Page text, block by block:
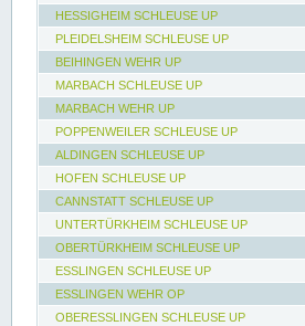
HESSIGHEIM SCHLEUSE UP
PLEIDELSHEIM SCHLEUSE UP
BEIHINGEN WEHR UP
MARBACH SCHLEUSE UP
MARBACH WEHR UP
POPPENWEILER SCHLEUSE UP
ALDINGEN SCHLEUSE UP
HOFEN SCHLEUSE UP
CANNSTATT SCHLEUSE UP
UNTERTÜRKHEIM SCHLEUSE UP
OBERTÜRKHEIM SCHLEUSE UP
ESSLINGEN SCHLEUSE UP
ESSLINGEN WEHR OP
OBERESSLINGEN SCHLEUSE UP